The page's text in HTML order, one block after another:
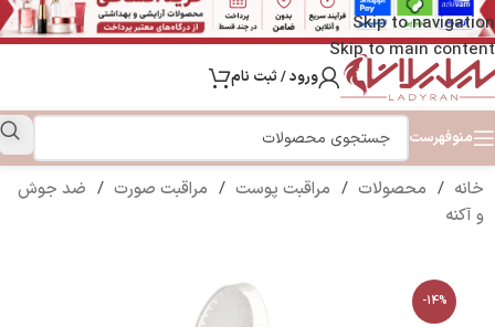
Skip to navigation
Skip to main content
ورود / ثبت نام
منوفهرست
خانه / محصولات / مراقبت پوست / مراقبت صورت / ضد جوش
و آکنه
-14%